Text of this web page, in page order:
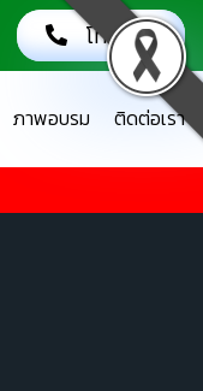
โทรเลย!
ภาพอบรม ติดต่อเรา